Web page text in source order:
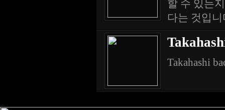
할 수 있는
다는 것입
Takahashi